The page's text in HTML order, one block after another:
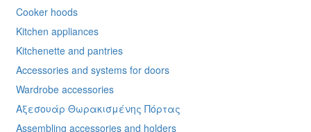
Cooker hoods
Kitchen appliances
Kitchenette and pantries
Accessories and systems for doors
Wardrobe accessories
Αξεσουάρ Θωρακισμένης Πόρτας
Assembling accessories and holders